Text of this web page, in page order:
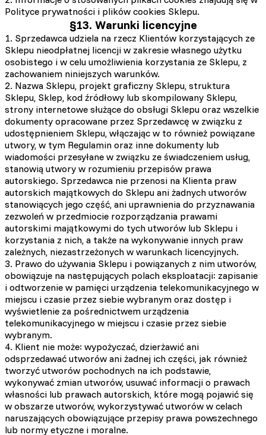
Polityce prywatności i plików cookies Sklepu.
§13. Warunki licencyjne
1. Sprzedawca udziela na rzecz Klientów korzystających ze
Sklepu nieodpłatnej licencji w zakresie własnego użytku
osobistego i w celu umożliwienia korzystania ze Sklepu, z
zachowaniem niniejszych warunków.
2. Nazwa Sklepu, projekt graficzny Sklepu, struktura
Sklepu, Sklep, kod źródłowy lub skompilowany Sklepu,
strony internetowe służące do obsługi Sklepu oraz wszelkie
dokumenty opracowane przez Sprzedawcę w związku z
udostępnieniem Sklepu, włączając w to również powiązane
utwory, w tym Regulamin oraz inne dokumenty lub
wiadomości przesyłane w związku ze świadczeniem usług,
stanowią utwory w rozumieniu przepisów prawa
autorskiego. Sprzedawca nie przenosi na Klienta praw
autorskich majątkowych do Sklepu ani żadnych utworów
stanowiących jego część, ani uprawnienia do przyznawania
zezwoleń w przedmiocie rozporządzania prawami
autorskimi majątkowymi do tych utworów lub Sklepu i
korzystania z nich, a także na wykonywanie innych praw
zależnych, niezastrzeżonych w warunkach licencyjnych.
3. Prawo do używania Sklepu i powiązanych z nim utworów,
obowiązuje na następujących polach eksploatacji: zapisanie
i odtworzenie w pamięci urządzenia telekomunikacyjnego w
miejscu i czasie przez siebie wybranym oraz dostęp i
wyświetlenie za pośrednictwem urządzenia
telekomunikacyjnego w miejscu i czasie przez siebie
wybranym.
4. Klient nie może: wypożyczać, dzierżawić ani
odsprzedawać utworów ani żadnej ich części, jak również
tworzyć utworów pochodnych na ich podstawie,
wykonywać zmian utworów, usuwać informacji o prawach
własności lub prawach autorskich, które mogą pojawić się
w obszarze utworów, wykorzystywać utworów w celach
naruszających obowiązujące przepisy prawa powszechnego
lub normy etyczne i moralne.